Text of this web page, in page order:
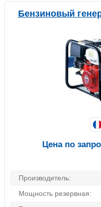
Бензиновый
Производитель:
Мощность резервная:
Цена по